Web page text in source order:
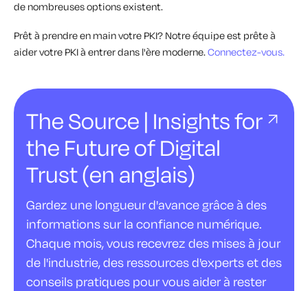
de nombreuses options existent.
Prêt à prendre en main votre PKI? Notre équipe est prête à
aider votre PKI à entrer dans l'ère moderne.Connectez-vous.
The Source | Insights for
the Future of Digital
Trust (en anglais)
Gardez une longueur d'avance grâce à des
informations sur la confiance numérique.
Chaque mois, vous recevrez des mises à jour
de l'industrie, des ressources d'experts et des
conseils pratiques pour vous aider à rester